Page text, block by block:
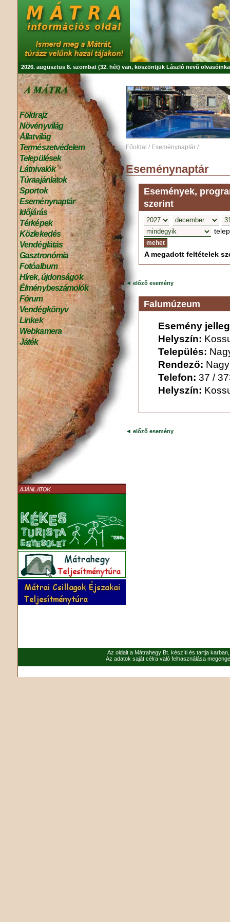
2026. augusztus 8. szombat (32. hét) van, köszöntjük László nevű
Földrajz
Növényvilág
Állatvilág
Természetvédelem
Települések
Látnivalók
Túraajánlatok
Sportok
Eseménynaptár
Időjárás
Térképek
Közlekedés
Vendéglátás
Gasztronómia
Fotóalbum
Hírek, újdonságok
Élménybeszámolók
Fórum
Vendégkönyv
Linkek
Webkamera
Játék
AJÁNLATOK
Főoldal / Eseménynaptár /
Eseménynaptár
Események,
szerint
A megadott feltételek
◄ előző esemény
Falumúzeum
Esemény
Helyszín:
Település:
Rendező:
Telefon: 37 /
Helyszín:
◄ előző esemény
Az oldalt a Mátrahegy Bt. készíti és tartja
Az adatok saját célra való felhasználása